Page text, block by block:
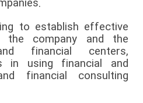
to establish effective
the company and the
financial centers,
in using financial and
financial consulting